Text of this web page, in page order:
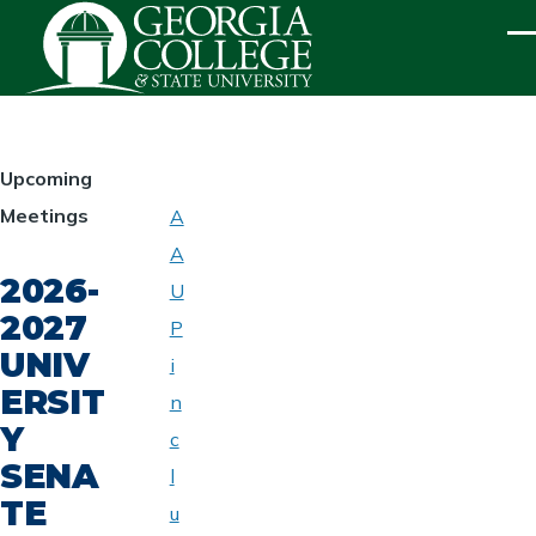
Skip to main content
HOMEPAGE
Upcoming
Meetings
2026-
2027
UNIV
ERSIT
Y
SENA
TE
UNIVERSITY
SENATE
A
A
U
P
i
n
c
l
u